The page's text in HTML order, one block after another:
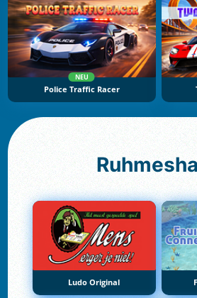
NEU
Police Traffic Racer
Ludo Original